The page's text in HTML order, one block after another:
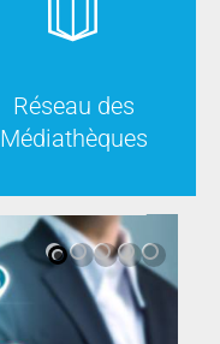
Réseau des
Médiathèques